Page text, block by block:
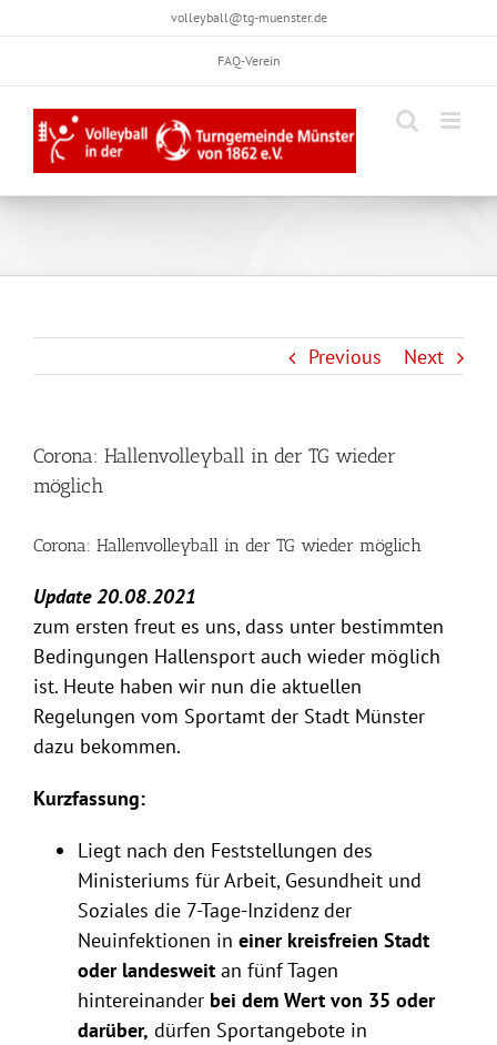
to
volleyball@tg-muenster.de
FAQ-Verein
Previous Next
Corona: Hallenvolleyball in der TG wieder
möglich
Corona: Hallenvolleyball in der TG wieder möglich
Update 20.08.2021
zum ersten freut es uns, dass unter bestimmten
Bedingungen Hallensport auch wieder möglich
ist. Heute haben wir nun die aktuellen
Regelungen vom Sportamt der Stadt Münster
dazu bekommen.
Kurzfassung:
Liegt nach den Feststellungen des
Ministeriums für Arbeit, Gesundheit und
Soziales die 7-Tage-Inzidenz der
Neuinfektionen in einer kreisfreien Stadt
oder landesweit an fünf Tagen
hintereinander bei dem Wert von 35 oder
darüber, dürfen Sportangebote in